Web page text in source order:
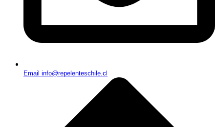
Email info@repelenteschile.cl